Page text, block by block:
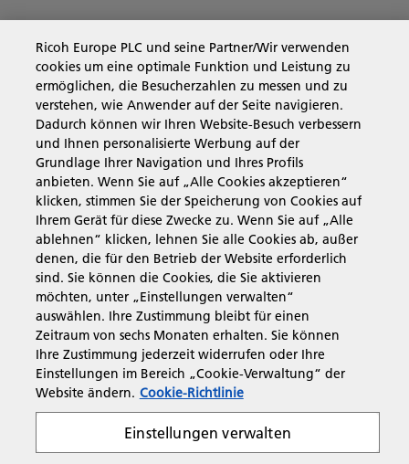
Business Solutions
Produkte & Services
Support & Kontakt
Governance & Policies
Folgen Sie uns
Informationspflicht
Cookie Richtlinie
Nutzungsbedingungen
Ricoh Europe PLC und seine Partner/Wir verwenden
cookies um eine optimale Funktion und Leistung zu
ermöglichen, die Besucherzahlen zu messen und zu
verstehen, wie Anwender auf der Seite navigieren.
Dadurch können wir Ihren Website-Besuch verbessern
und Ihnen personalisierte Werbung auf der
Grundlage Ihrer Navigation und Ihres Profils
anbieten. Wenn Sie auf „Alle Cookies akzeptieren“
klicken, stimmen Sie der Speicherung von Cookies auf
Ihrem Gerät für diese Zwecke zu. Wenn Sie auf „Alle
ablehnen“ klicken, lehnen Sie alle Cookies ab, außer
denen, die für den Betrieb der Website erforderlich
sind. Sie können die Cookies, die Sie aktivieren
möchten, unter „Einstellungen verwalten“
auswählen. Ihre Zustimmung bleibt für einen
Zeitraum von sechs Monaten erhalten. Sie können
Ihre Zustimmung jederzeit widerrufen oder Ihre
Einstellungen im Bereich „Cookie-Verwaltung“ der
Website ändern. Cookie-Richtlinie
Einstellungen verwalten